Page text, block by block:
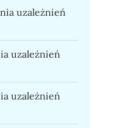
uzależnień
uzależnień
uzależnień